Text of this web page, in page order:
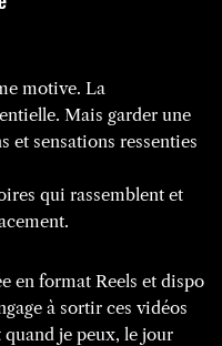
motive. La
Mais garder une
et sensations ressenties
qui rassemblent et
en format Reels et dispo
à sortir ces vidéos
quand je peux, le jour